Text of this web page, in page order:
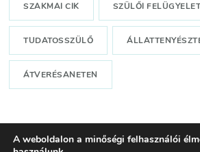
SZAKMAI CIK SZÜLŐI
TUDATOSSZÜLŐ
ÁTVERÉSANETEN
A weboldalon a minőségi felhasználói